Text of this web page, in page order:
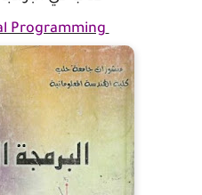
Mathematical Programming